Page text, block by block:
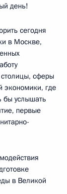
день!
сегодня
в Москве,
сферы
экономики, где
бы услышать
первые
в Великой